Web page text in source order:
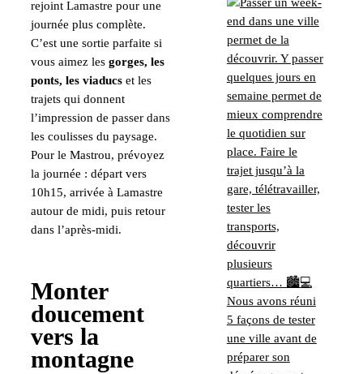
rejoint Lamastre pour une
journée plus complète.
C’est une sortie parfaite si
vous aimez les gorges, les
ponts, les viaducs et les
trajets qui donnent
l’impression de passer dans
les coulisses du paysage.
Pour le Mastrou, prévoyez
la journée : départ vers
10h15, arrivée à Lamastre
autour de midi, puis retour
dans l’après-midi.
Monter
doucement
vers la
montagne